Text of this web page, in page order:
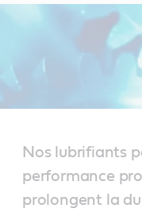
Nos lubrifiants
performance
prolongent la